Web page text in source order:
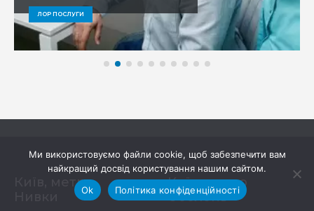
ЛОР ПОСЛУГИ
Київ, метро
Київ, метро
Оболонь
Ми використовуємо файли cookie, щоб забезпечити вам
найкращий досвід користування нашим сайтом.
Ok
Політика конфіденційності